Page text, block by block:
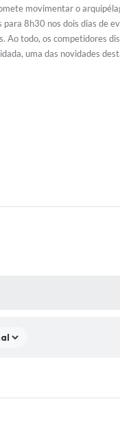
movimentar o
8h30 nos dois dias de
Ao todo, os competidores
uma das novidades